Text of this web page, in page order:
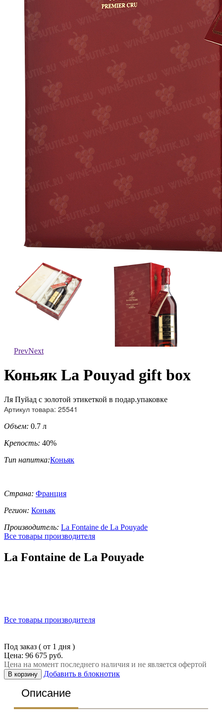
PrevNext
Коньяк La Pouyad gift box
Ля Пуйад с золотой этикеткой в подар.упаковке
Артикул товара: 25541
Объем: 0.7 л
Крепость: 40%
Тип напитка:Коньяк
Страна: Франция
Регион: Коньяк
Производитель: La Fontaine de La Pouyade
Все товары производителя
La Fontaine de La Pouyade
Все товары производителя
Под заказ ( от 1 дня )
Цена: 96 675 руб.
Цена на момент последнего наличия и не является офертой
В корзину Добавить в блокнотик
Описание